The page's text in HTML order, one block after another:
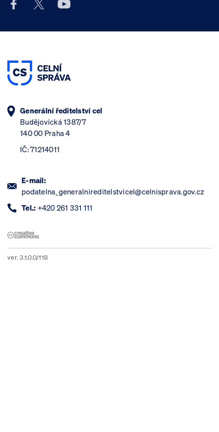
Facebook účet Celní správy ČR
X účet Celní správy ČR
Youtube účet Celní správy ČR
Generální ředitelství cel
Budějovická 1387/7
140 00 Praha 4
IČ: 71214011
E-mail:
podatelna_generalnireditelstvicel@celnisprava.gov.cz
Tel.: +420 261 331 111
ver. 3.1.0.0/118